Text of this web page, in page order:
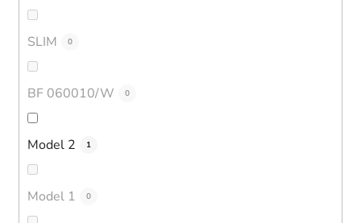
SLIM 0
BF 060010/W 0
Model 2 1
Model 1 0